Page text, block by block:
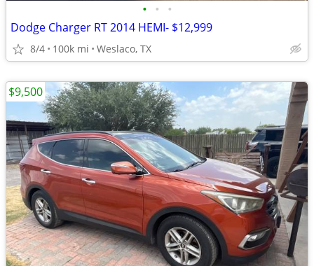
• • •
Dodge Charger RT 2014 HEMI- $12,999
8/4 100k mi Weslaco, TX
$9,500